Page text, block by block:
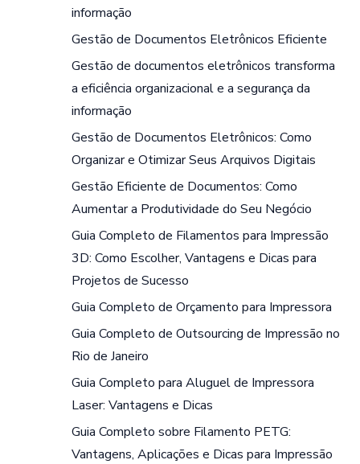
informação
Gestão de Documentos Eletrônicos Eficiente
Gestão de documentos eletrônicos transforma
a eficiência organizacional e a segurança da
informação
Gestão de Documentos Eletrônicos: Como
Organizar e Otimizar Seus Arquivos Digitais
Gestão Eficiente de Documentos: Como
Aumentar a Produtividade do Seu Negócio
Guia Completo de Filamentos para Impressão
3D: Como Escolher, Vantagens e Dicas para
Projetos de Sucesso
Guia Completo de Orçamento para Impressora
Guia Completo de Outsourcing de Impressão no
Rio de Janeiro
Guia Completo para Aluguel de Impressora
Laser: Vantagens e Dicas
Guia Completo sobre Filamento PETG:
Vantagens, Aplicações e Dicas para Impressão